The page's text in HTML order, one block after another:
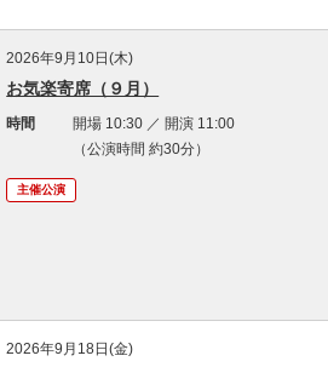
2026年9月10日(木)
お気楽寄席（９月）
時間
開場 10:30 ／ 開演 11:00
（公演時間 約30分）
主催公演
2026年9月18日(金)